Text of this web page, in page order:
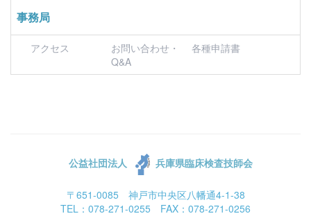
事務局
アクセス
お問い合わせ・
Q&A
各種申請書
公益社団法人 兵庫県臨床検査技師会
〒651-0085 神戸市中央区八幡通4-1-38
TEL：078-271-0255 FAX：078-271-0256